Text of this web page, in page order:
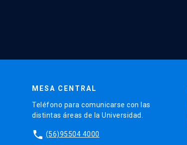
MESA CENTRAL
Teléfono para comunicarse con las
distintas áreas de la Universidad.
phone (56)95504 4000